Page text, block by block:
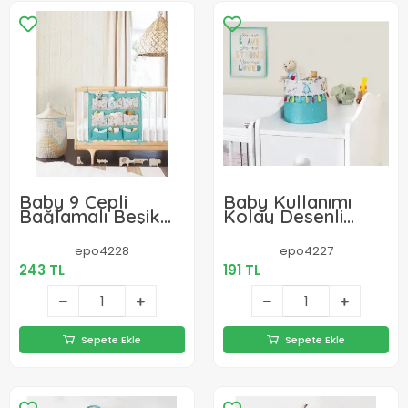
Baby 9 Cepli
Bağlamalı Beşik
Kenarı Düzenleyici
epo4228
243 TL
Sepete Ekle
Baby Kullanımı
Kolay Desenli
Taşınabilir
Düzenleyici
Püsküllü Yuvarlak
Sepet(yeşil)
epo4227
191 TL
Sepete Ekle